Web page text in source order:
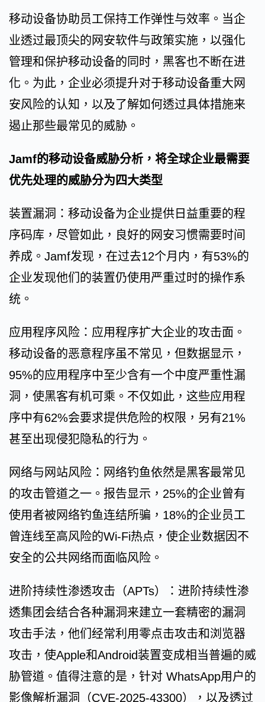
移动设备协助员工保持工作弹性与效率。当企
业透过最顶尖的网安软件与政策实施，以强化
管理和保护移动设备的同时，黑客也不断在进
化。为此，企业必须提升对于移动设备重大网
安风险的认知，以及了解如何透过具体措施来
遏止那些最常见的威胁。
Jamf的移动设备威胁分析，将全球企业最需要
优先处理的威胁分为四大类型
装置漏洞：移动设备为企业提供日益重要的程
序码库，尽管如此，良好的网安习惯需要时间
养成。Jamf发现，在过去12个月内，有53%的
企业发现他们的装置仍使用严重过时的操作系
统。
应用程序风险：应用程序扩大企业的攻击面。
移动设备的恶意程序虽不常见，但数据显示，
95%的应用程序中至少含有一个中度严重性漏
洞，使黑客有机可乘。不仅如此，这些应用程
序中有62%会要求提供危险的权限，另有21%
甚至出现侵犯隐私的行为。
网络与网站风险：网络钓鱼依然是黑客最常见
的攻击管道之一。报告显示，25%的企业曾有
使用者被网络钓鱼连结所骗，18%的企业员工
曾连线至高风险的Wi-Fi热点，使企业数据因不
安全的公共网络而面临风险。
进阶持续性渗透攻击（APTs）：进阶持续性渗
透集团会结合各种漏洞来建立一套精密的漏洞
攻击手法，他们经常利用零点击攻击和浏览器
攻击，使Apple和Android装置变成相当普遍的威
胁管道。值得注意的是，针对 WhatsApp用户的
影像解析漏洞（CVE-2025-43300），以及透过